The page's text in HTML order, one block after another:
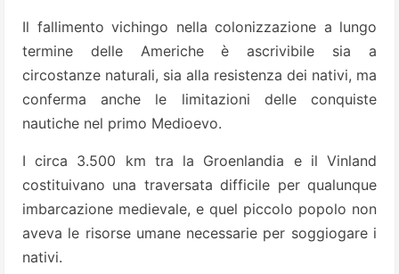
Il fallimento vichingo nella colonizzazione a lungo
termine delle Americhe è ascrivibile sia a
circostanze naturali, sia alla resistenza dei nativi, ma
conferma anche le limitazioni delle conquiste
nautiche nel primo Medioevo.
I circa 3.500 km tra la Groenlandia e il Vinland
costituivano una traversata difficile per qualunque
imbarcazione medievale, e quel piccolo popolo non
aveva le risorse umane necessarie per soggiogare i
nativi.